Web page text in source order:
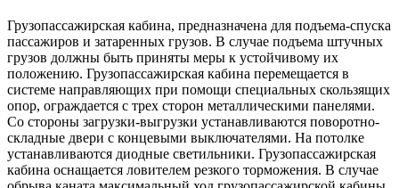
Грузопассажирская кабина, предназначена для подъема-спуска
пассажиров и затаренных грузов. В случае подъема штучных
грузов должны быть приняты меры к устойчивому их
положению. Грузопассажирская кабина перемещается в
системе направляющих при помощи специальных скользящих
опор, ограждается с трех сторон металлическими панелями.
Со стороны загрузки-выгрузки устанавливаются поворотно-
складные двери с концевыми выключателями. На потолке
устанавливаются диодные светильники. Грузопассажирская
кабина оснащается ловителем резкого торможения. В случае